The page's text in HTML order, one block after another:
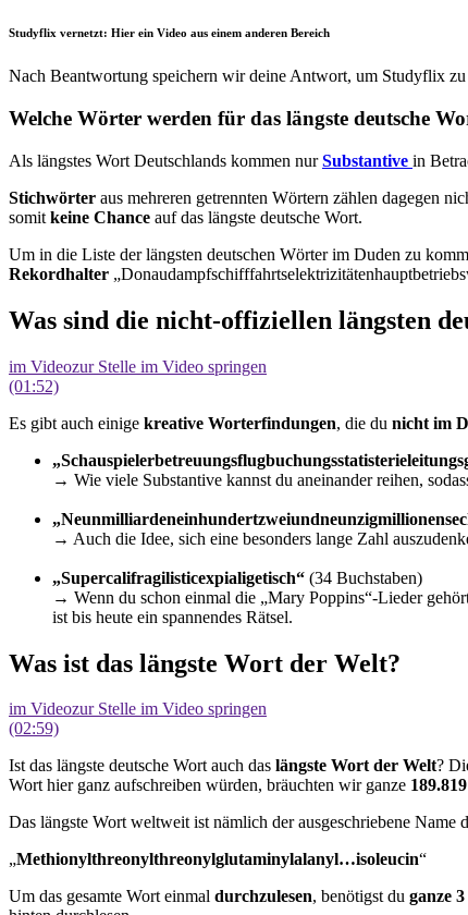
Studyflix vernetzt: Hier ein Video aus einem anderen Bereich
Nach Beantwortung speichern wir deine Antwort, um Studyflix
Welche Wörter werden für das längste deutsche
Als längstes Wort Deutschlands kommen nurSubstantive in
Stichwörter aus mehreren getrennten Wörtern zählen dagegen
somit keine Chance auf das längste deutsche Wort.
Um in die Liste der längsten deutschen Wörter im Duden zu
Rekordhalter
Was sind die nicht-offiziellen längsten
im Videozur Stelle im Video springen
(01:52)
Es gibt auch einige kreative Worterfindungen, die du nicht im
→ Wie viele Substantive kannst du aneinander reihen,
→ Auch die Idee, sich eine besonders lange Zahl
„Supercalifragilisticexpialigetisch“ (34 Buchstaben)
→ Wenn du schon einmal die „Mary Poppins“-Lieder
ist bis heute ein spannendes Rätsel.
Was ist das längste Wort der Welt?
im Videozur Stelle im Video springen
(02:59)
Ist das längste deutsche Wort auch das längste Wort der Welt?
Wort hier ganz aufschreiben würden, bräuchten wir ganze
Das längste Wort weltweit ist nämlich der ausgeschriebene Name
„Methionylthreonylthreonylglutaminylalanyl…isoleucin“
Um das gesamte Wort einmal durchzulesen, benötigst du ganze